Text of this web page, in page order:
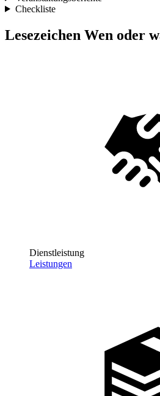
Checkliste
Lesezeichen Wen oder
Dienstleistung
Leistungen